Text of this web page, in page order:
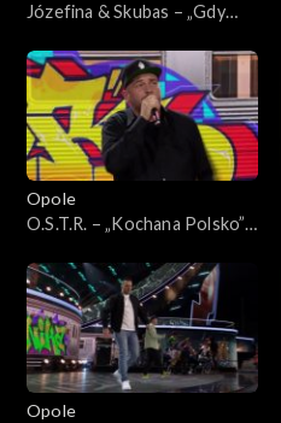
Józefina & Skubas – „Gdy
Koncert „Premiery”
Opole
O.S.T.R. – „Kochana Polsko”.
Jedno podwórko”
Opole